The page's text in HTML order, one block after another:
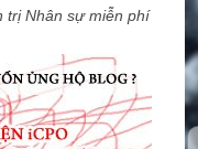
trị Nhân sự miễn phí